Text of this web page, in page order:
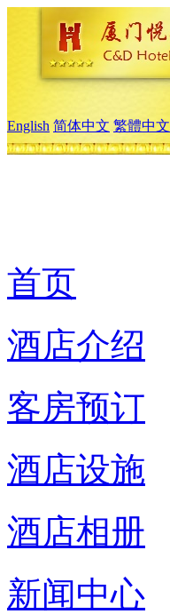
English 简体中文 繁體中文
首页
酒店介绍
客房预订
酒店设施
酒店相册
新闻中心